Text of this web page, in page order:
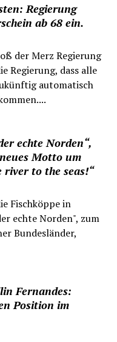
Regierung
ab 68 ein.
der Merz Regierung
Regierung, dass alle
automatisch
echte Norden“,
Motto um
river to the seas!“
Fischköppe in
echte Norden", zum
Bundesländer,
Fernandes:
Position im